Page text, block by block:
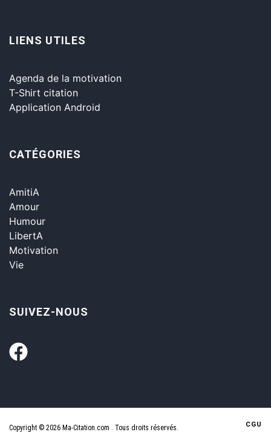
LIENS UTILES
Agenda de la motivation
T-Shirt citation
Application Android
CATÉGORIES
AmitiA
Amour
Humour
LibertA
Motivation
Vie
SUIVEZ-NOUS
Copyright © 2026 Ma-Citation.com . Tous droits réservés. CGU